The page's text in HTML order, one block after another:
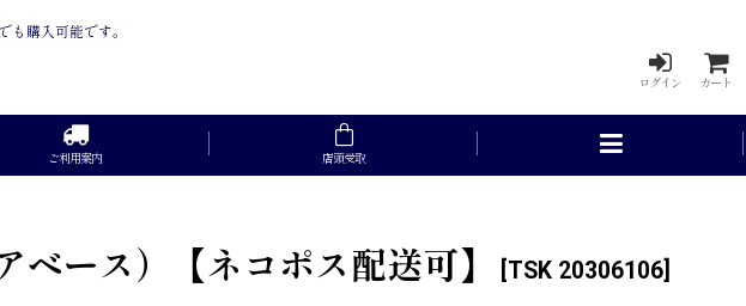
購入可能です。
ログイン カート
ご利用案内 店頭受取
ース）【ネコポス配送可】 TSK 20306106